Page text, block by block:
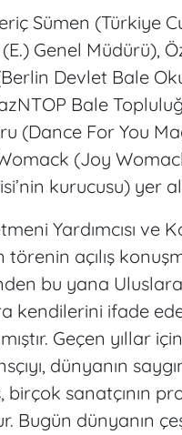
Sümen (Türkiye
Genel Müdürü),
Devlet Bale
Bale
(Dance For You
(Joy
kurucusu) yer
Yardımcısı
açılış
bu yana
kendilerini ifade
Geçen yıllar
dünyanın
birçok sanatçının
Bugün dünyanın